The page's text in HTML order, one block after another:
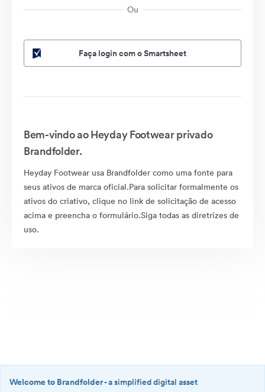
Ou
Faça login com o Smartsheet
Bem-vindo ao Heyday Footwear privado
Brandfolder.
Heyday Footwear usa Brandfolder como uma fonte para
seus ativos de marca oficial.Para solicitar formalmente os
ativos do criativo, clique no link de solicitação de acesso
acima e preencha o formulário.Siga todas as diretrizes de
uso.
Welcome to Brandfolder- a simplified digital asset